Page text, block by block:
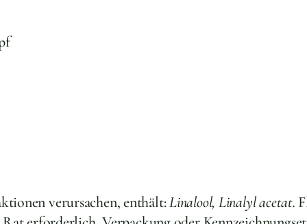
verursachen, enthält:Linalool, Linalyl acetat.